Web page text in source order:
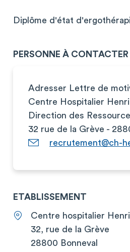
Diplôme d'état
PERSONNE À CONTACTER
Adresser Lettre de
Centre Hospitalier Henri
Direction des
32 rue de la Grève -
recrutement@ch-
ETABLISSEMENT
Centre hospitalier
32, rue de la Grève
28800 Bonneval